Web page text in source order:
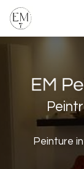
au
contenu
Peinture